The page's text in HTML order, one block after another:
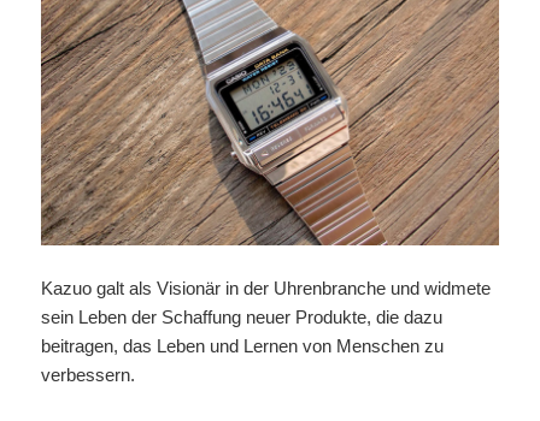
Kazuo galt als Visionär in der Uhrenbranche und widmete
sein Leben der Schaffung neuer Produkte, die dazu
beitragen, das Leben und Lernen von Menschen zu
verbessern.